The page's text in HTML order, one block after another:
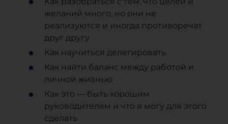
желаний много, но они не
реализуются и иногда противоречат
друг другу
Как научиться делегировать
Как найти баланс между работой и
личной жизнью
Как это — быть хорошим
руководителем и что я могу для этого
сделать